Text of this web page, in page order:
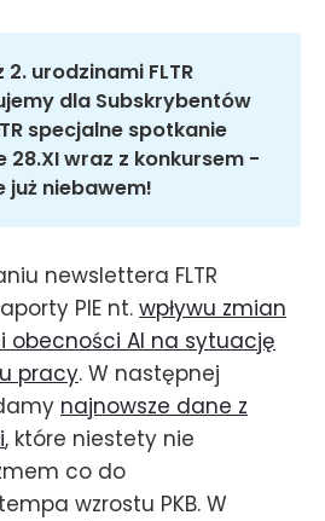
urodzinami FLTR
dla Subskrybentów
specjalne spotkanie
28.XI wraz z konkursem -
już niebawem!
newslettera FLTR
PIE nt. wpływu zmian
AI na sytuację
pracy. W następnej
najnowsze dane z
, które niestety nie
co do
wzrostu PKB. W